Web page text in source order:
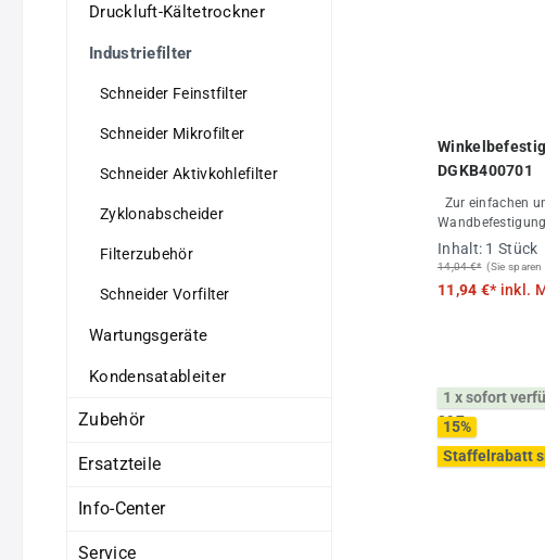
Druckluft-Kältetrockner
Industriefilter
Schneider Feinstfilter
Schneider Mikrofilter
Schneider Aktivkohlefilter
Zyklonabscheider
Filterzubehör
Schneider Vorfilter
Wartungsgeräte
Kondensatableiter
Zubehör
Ersatzteile
Info-Center
Service
DGKB400701
Wandbefestigung
Inhalt: 1 Stück
14,04 €* (Sie sparen
11,94 €* inkl.
1 x sofort
15%
Staffelrabatt